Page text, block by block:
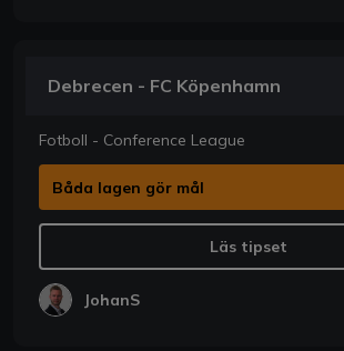
Debrecen - FC Köpenhamn
Fotboll - Conference League
Båda lagen gör mål
Läs tipset
JohanS